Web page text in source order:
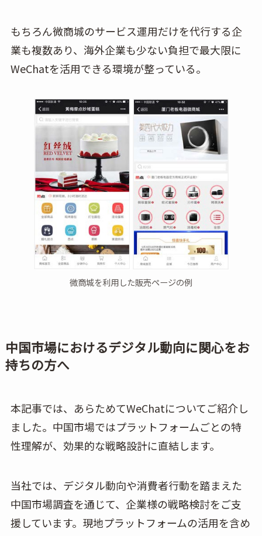
もちろん微商城のサービス運用だけを代行する企
業も複数あり、海外企業も少ない負担で最大限に
WeChatを活用できる環境が整っている。
微商城を利用した販売ページの例
中国市場におけるデジタル動向に関心をお
持ちの方へ
本記事では、あらためてWeChatについてご紹介し
ました。中国市場ではプラットフォームごとの特
性理解が、効果的な戦略設計に直結します。
当社では、デジタル動向や消費者行動を踏まえた
中国市場調査を通じて、企業様の戦略検討をご支
援しています。現地プラットフォームの活用を含め